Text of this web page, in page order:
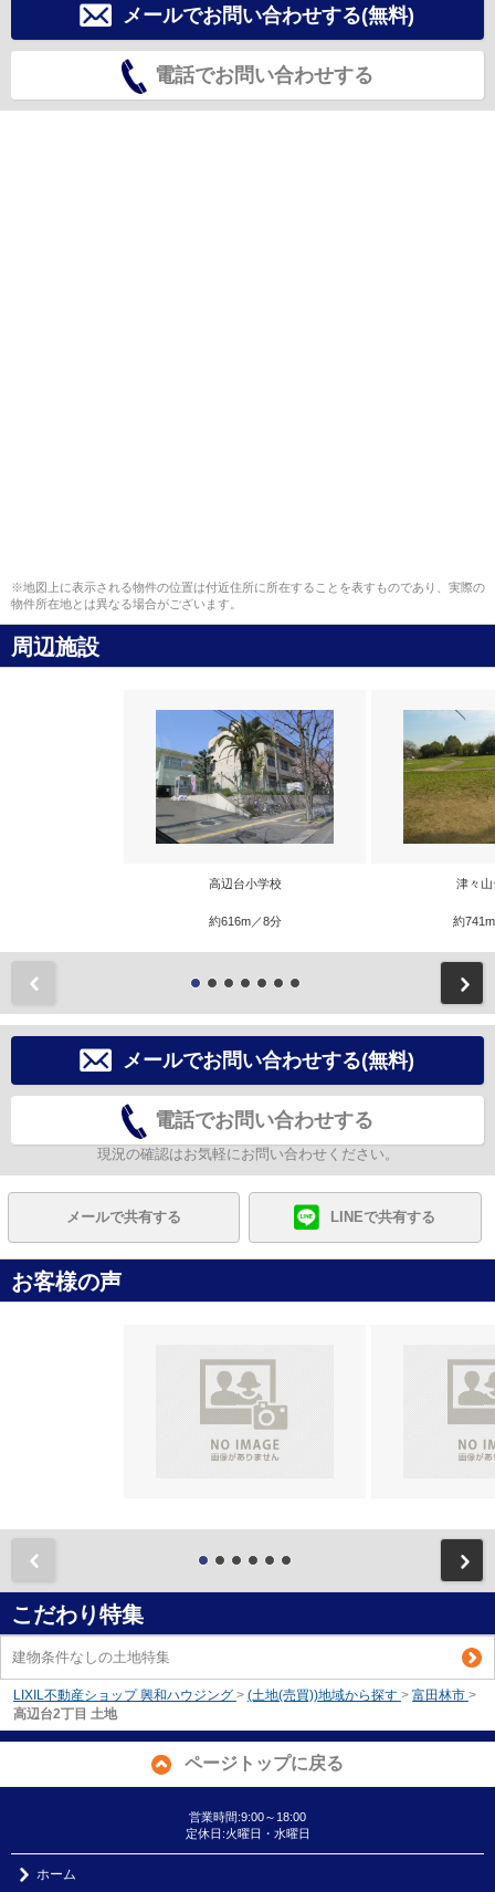
メールでお問い合わせする(無料)
電話でお問い合わせする
※地図上に表示される物件の位置は付近住所に所在することを表すものであり、実際の
物件所在地とは異なる場合がございます。
周辺施設
高辺台小学校
約616m／8分
津々山
約
メールでお問い合わせする(無料)
電話でお問い合わせする
現況の確認はお気軽にお問い合わせください。
メールで共有する LINEで共有する
お客様の声
こだわり特集
建物条件なしの土地特集
LIXIL不動産ショップ 興和ハウジング > (土地(売買))地域から探す > 富田林市 >
高辺台2丁目 土地
ページトップに戻る
営業時間:9:00～18:00
定休日:火曜日・水曜日
ホーム